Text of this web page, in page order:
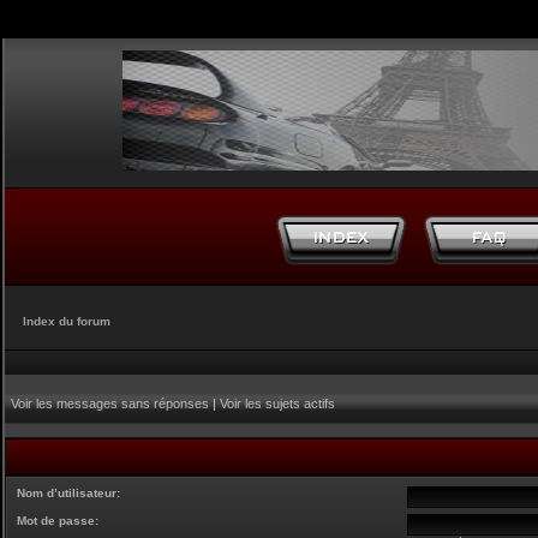
Index du forum
Voir les messages sans réponses|Voir les sujets actifs
Nom d’utilisateur:
Mot de passe: